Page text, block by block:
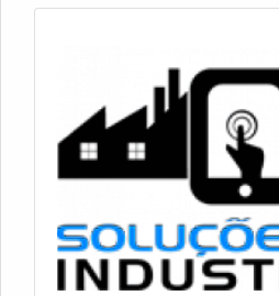
checagem: travo o engate,
torque do pino, e verifico
universal facilita inspeção
de módulos durante
situações de alta tensão eu
segura e confio na
para evitar remediações em
Perfis de encaixe: rebaixo
segurança para engate